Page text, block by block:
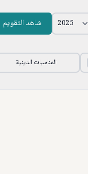
شاهد التقويم
المناسبات الدينية